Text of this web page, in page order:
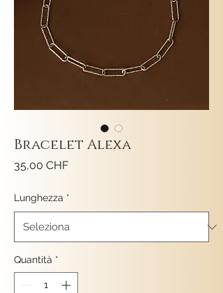
Bracelet Alexa
35,00 CHFPrezzo
Lunghezza *
Quantità *